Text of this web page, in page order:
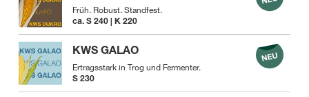
Früh. Robust. Standfest.
ca. S 240 | K 220
KWS GALAO
Ertragsstark in Trog und Fermenter.
S 230